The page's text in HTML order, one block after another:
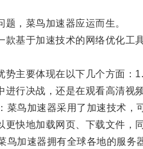
，菜鸟加速器应运而生。
于加速技术的网络优化工具
要体现在以下几个方面：1.
行决战，还是在观看高清视频
鸟加速器采用了加速技术，
快地加载网页、下载文件，同
加速器拥有全球各地的服务器